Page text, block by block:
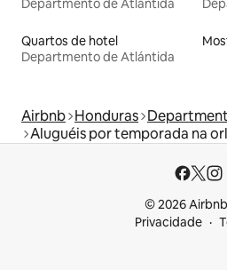
Departmento de Atlántida
Quartos de hotel
Departmento de Atlántida
Airbnb Honduras
Aluguéis por temporada na
© 2026
Privacidade